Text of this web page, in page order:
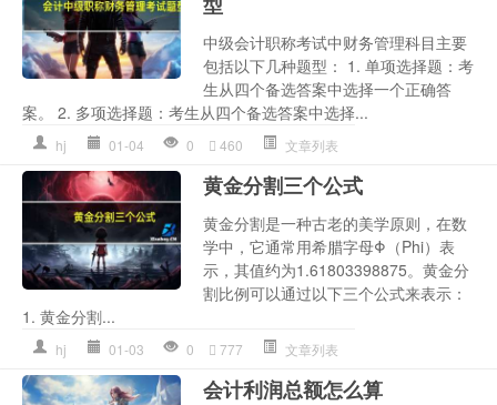
中级会计职称考试中财务管理科目主要
包括以下几种题型： 1. 单项选择题：考
生从四个备选答案中选择一个正确答
案。 2. 多项选择题：考生从四个备选答案中选择...
hj 01-04 0 460 文章列表
黄金分割三个公式
黄金分割是一种古老的美学原则，在数
学中，它通常用希腊字母Φ（Phi）表
示，其值约为1.61803398875。黄金分
割比例可以通过以下三个公式来表示：
1. 黄金分割...
hj 01-03 0 777 文章列表
会计利润总额怎么算